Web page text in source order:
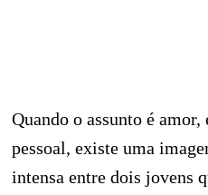
Quando o assunto é
pessoal, existe uma
intensa entre dois jovens